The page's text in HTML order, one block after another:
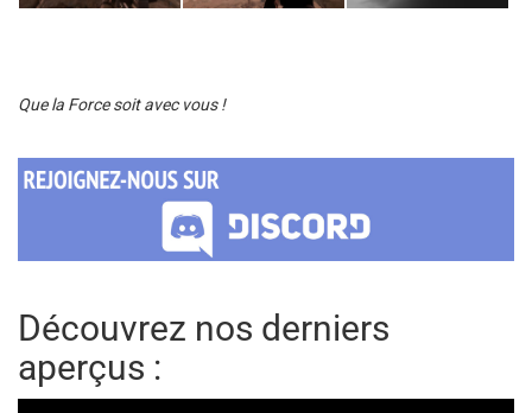
Que la Force soit avec vous !
Découvrez nos derniers
aperçus :